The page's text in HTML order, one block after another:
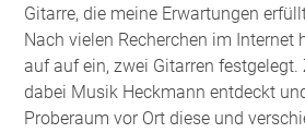
Gitarre, die meine Erwartungen
Nach vielen Recherchen im Internet
auf auf ein, zwei Gitarren
dabei Musik Heckmann entdeckt
Proberaum vor Ort diese und